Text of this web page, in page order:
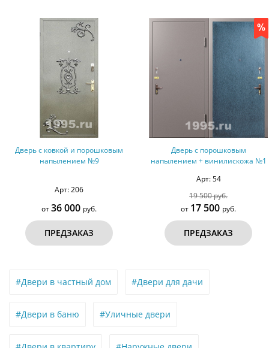
Дверь с порошковым
напылением + винилискожа №1
19 500 руб.
от17 500
ПРЕДЗАКАЗ
Стальная дверь с
металлофиленкой
1036 (тип №2)
от35 000
ПРЕДЗАКАЗ
#Двери в частный дом #Двери для дачи
#Двери в баню #Уличные двери